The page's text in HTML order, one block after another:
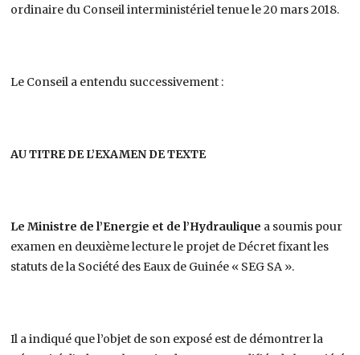
ordinaire du Conseil interministériel tenue le 20 mars 2018.
Le Conseil a entendu successivement :
AU TITRE DE L’EXAMEN DE TEXTE
Le Ministre de l’Energie et de l’Hydraulique a soumis pour
examen en deuxième lecture le projet de Décret fixant les
statuts de la Société des Eaux de Guinée « SEG SA ».
Il a indiqué que l’objet de son exposé est de démontrer la